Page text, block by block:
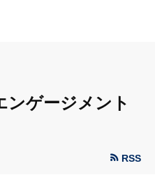
ンゲージメント
RSS